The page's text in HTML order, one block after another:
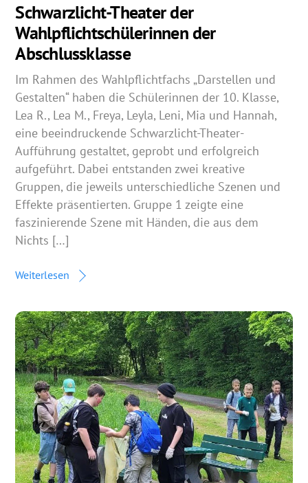
Schwarzlicht-Theater der
Wahlpflichtschülerinnen der
Abschlussklasse
Im Rahmen des Wahlpflichtfachs „Darstellen und
Gestalten“ haben die Schülerinnen der 10. Klasse,
Lea R., Lea M., Freya, Leyla, Leni, Mia und Hannah,
eine beeindruckende Schwarzlicht-Theater-
Aufführung gestaltet, geprobt und erfolgreich
aufgeführt. Dabei entstanden zwei kreative
Gruppen, die jeweils unterschiedliche Szenen und
Effekte präsentierten. Gruppe 1 zeigte eine
faszinierende Szene mit Händen, die aus dem
Nichts […]
Weiterlesen